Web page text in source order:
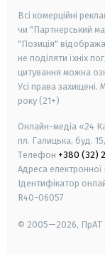
Всі комерційні
чи "Партнерський
"Позиція"
не поділяти їхніх
цитування можна
Усі права захищені.
року (21+)
Онлайн-медіа «24
пл. Галицька, буд.
Телефон +380 (32)
Адреса
Ідентифікатор
R40-06057
© 2005—2026, ПрАТ